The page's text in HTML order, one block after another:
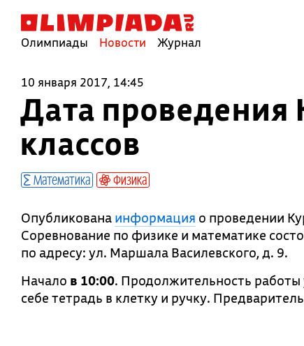
Олимпиады Новости Журнал
10 января 2017, 14:45
Дата проведения
классов
Математика Физика
Опубликована информация о проведении
Соревнование по физике и математике
по адресу: ул. Маршала Василевского, д. 9.
Начало в 10:00. Продолжительность работы
себе тетрадь в клетку и ручку.